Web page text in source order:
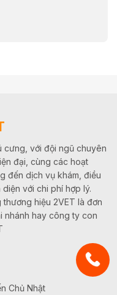
cưng, với đội ngũ chuyên
đại, cùng các hoạt
đến dịch vụ khám, điều
với chi phí hợp lý.
hiệu 2VET là đơn
nhánh hay công ty con
Chủ Nhật